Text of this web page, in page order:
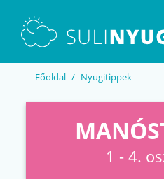
Főoldal Nyugitippek
1 - 4.